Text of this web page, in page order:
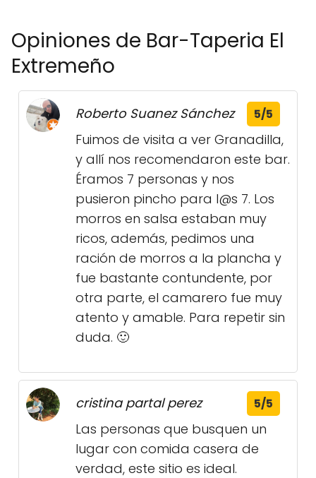
Opiniones de Bar-Taperia El
Extremeño
Roberto Suanez Sánchez 5/5
Fuimos de visita a ver Granadilla,
y allí nos recomendaron este bar.
Éramos 7 personas y nos
pusieron pincho para l@s 7. Los
morros en salsa estaban muy
ricos, además, pedimos una
ración de morros a la plancha y
fue bastante contundente, por
otra parte, el camarero fue muy
atento y amable. Para repetir sin
duda. 🙂
cristina partal perez 5/5
Las personas que busquen un
lugar con comida casera de
verdad, este sitio es ideal.